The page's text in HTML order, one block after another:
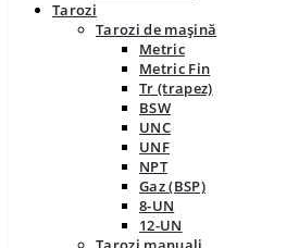
Tarozi
Tarozi de mașină
Metric
Metric Fin
Tr (trapez)
BSW
UNC
UNF
NPT
Gaz (BSP)
8-UN
12-UN